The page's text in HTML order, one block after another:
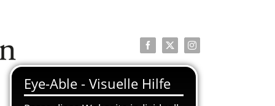
Facebook
X Instagram